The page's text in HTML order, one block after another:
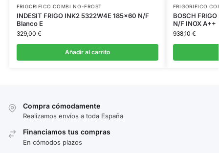
FRIGORIFICO COMBI NO-FROST
INDESIT FRIGO INK2 5322W4E 185×60 N/F
Blanco E
329,00 €
Añadir al carrito
FRIGORIFICO
BOSCH
N/F INOX A++
938,10 €
Compra cómodamente
Realizamos envíos a toda España
Financiamos tus compras
En cómodos plazos